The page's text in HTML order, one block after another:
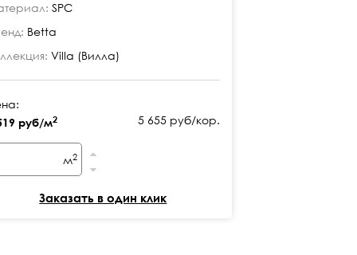
SPC
Betta
Villa (Вилла)
руб/м2 5 655 руб/кор.
м2
Заказать в один клик